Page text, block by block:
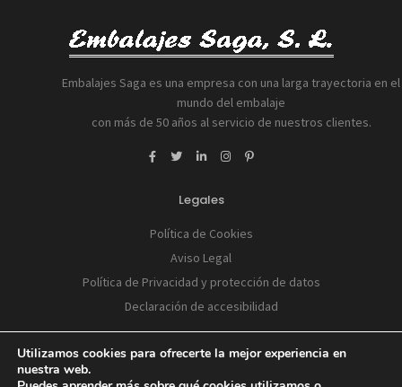
Embalajes Saga es una empresa con una larga trayectoria en el
mundo del embalaje
con más de 50 años al servicio de nuestros clientes.
Legales
Política de Cookies
Aviso Legal
Política de Privacidad y protección de datos
Declaración de accesibilidad
Utilizamos cookies para ofrecerte la mejor experiencia en
nuestra web.